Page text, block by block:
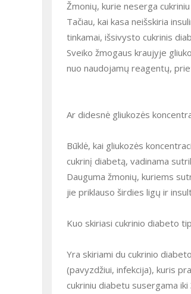
Žmonių, kurie neserga
Tačiau, kai kasa neišskiria
tinkamai, išsivysto cukrinis
Sveiko žmogaus kraujyje
nuo naudojamų reagentų,
Ar didesnė gliukozės
Būklė, kai gliukozės
cukrinį diabetą, vadinama
Dauguma žmonių, kuriems
jie priklauso širdies ligų ir
Kuo skiriasi cukrinio diabeto
Yra skiriami du cukrinio
(pavyzdžiui, infekcija), kuris
cukriniu diabetu susergama